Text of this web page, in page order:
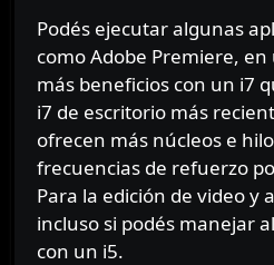
Podés ejecutar algunas
como Adobe Premiere,
más beneficios con un i7
i7 de escritorio más
ofrecen más núcleos e
frecuencias de refuerzo
Para la edición de video y
incluso si podés manejar
con un i5.